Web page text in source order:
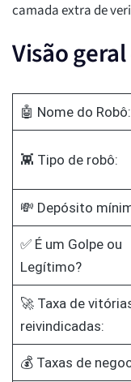
camada extra de
Visão
🤖 Nome do Robô:
👾 Tipo de robô:
💸 Depósito
✅ É um Golpe ou
Legítimo?
🚀 Taxa de
reivindicadas:
💰 Taxas de